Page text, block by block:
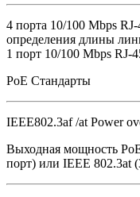
4 порта 10/100 Mbps
определения длины
1 порт 10/100 Mbps RJ-
PoE Стандарты
IEEE802.3af /at Power
Выходная мощность
порт) или IEEE 802.3at